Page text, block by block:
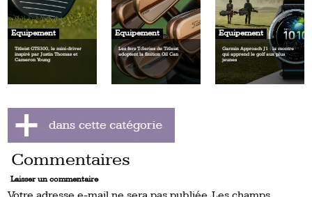
Equipement
Titleist GTS300, le mini‑driver
inspiré par Justin Thomas et
Cameron Young
Equipement
Les fers T‑Series de Titleist
adoptent la finition Oil Can
Equipement
Garmin Approach J1 : la montre
qui apprend le golf aux plus
jeunes
Commentaires
Laisser un commentaire